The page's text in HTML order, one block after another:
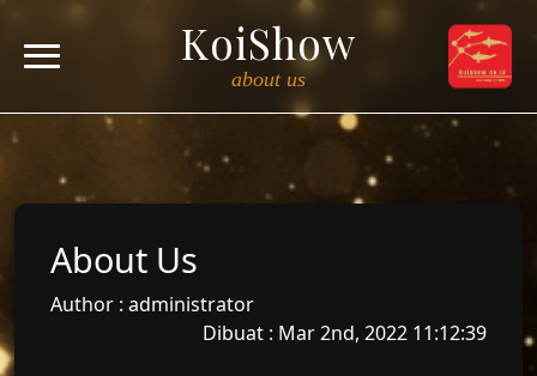
KoiShow
about us
About Us
Author : administrator
Dibuat : Mar 2nd, 2022 11:12:39